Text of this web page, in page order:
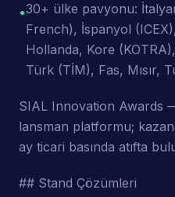
•30+ ülke pavyonu:
French), İspanyol
Hollanda, Kore
Türk (TİM), Fas, Mısır,
SIAL Innovation Awards
lansman platformu;
ay ticari basında atıfta
## Stand Çözümleri